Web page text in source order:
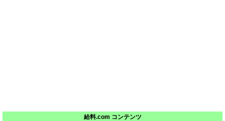
給料.com コンテンツ